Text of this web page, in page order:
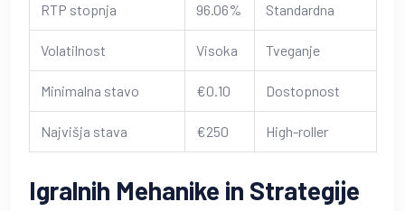
RTP stopnja 96.06% Standardna
Volatilnost Visoka Tveganje
Minimalna stavo €0.10 Dostopnost
Najvišja stava €250 High-roller
Igralnih Mehanike in Strategije